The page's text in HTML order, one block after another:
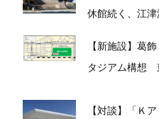
休館続く、江
【新施設】葛
タジアム構想
【対談】「Ｋ